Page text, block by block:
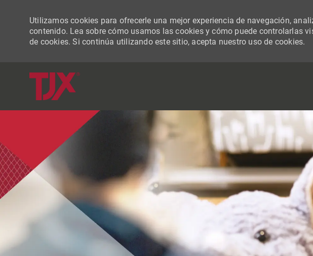
Utilizamos cookies para ofrecerle una mejor experiencia de navegación,
contenido. Lea sobre cómo usamos las cookies y cómo puede controlarlas
de cookies. Si continúa utilizando este sitio, acepta nuestro uso de cookies.